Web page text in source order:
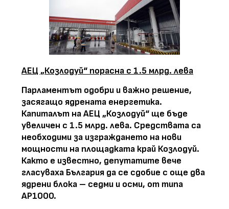
АЕЦ „Козлодуй“ порасна с 1.5 млрд. лева
Парламентът одобри и важно решение,
засягащо ядрената енергетика.
Капиталът на АЕЦ „Козлодуй“ ще бъде
увеличен с 1.5 млрд. лева. Средствата са
необходими за изграждането на нови
мощности на площадката край Козлодуй.
Както е известно, депутатите вече
гласуваха България да се сдобие с още два
ядрени блока – седми и осми, от типа
АР1000.